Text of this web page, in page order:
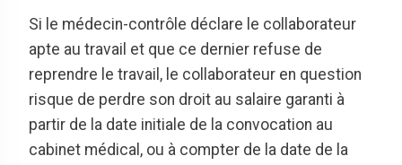
Si le médecin-contrôle déclare le collaborateur
apte au travail et que ce dernier refuse de
reprendre le travail, le collaborateur en question
risque de perdre son droit au salaire garanti à
partir de la date initiale de la convocation au
cabinet médical, ou à compter de la date de la